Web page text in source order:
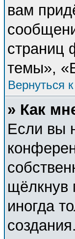
вам
страниц
темы»,
Вернуться
» Как
Если вы
щёлкнув
иногда